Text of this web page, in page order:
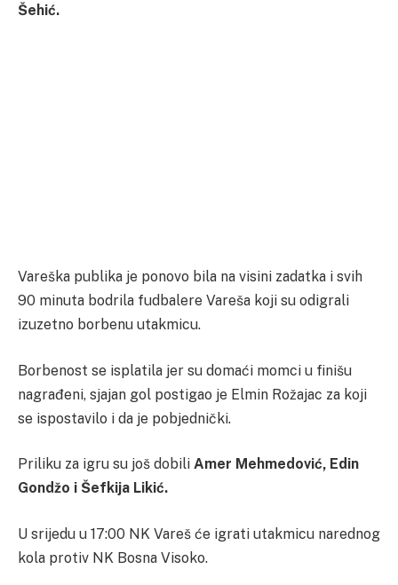
Šehić.
Vareška publika je ponovo bila na visini zadatka i svih
90 minuta bodrila fudbalere Vareša koji su odigrali
izuzetno borbenu utakmicu.
Borbenost se isplatila jer su domaći momci u finišu
nagrađeni, sjajan gol postigao je Elmin Rožajac za koji
se ispostavilo i da je pobjednički.
Priliku za igru su još dobili Amer Mehmedović, Edin
Gondžo i Šefkija Likić.
U srijedu u 17:00 NK Vareš će igrati utakmicu narednog
kola protiv NK Bosna Visoko.